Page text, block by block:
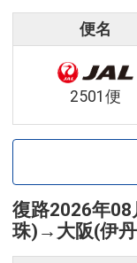
便名
2501便
復路2026年08
珠) → 大阪(伊